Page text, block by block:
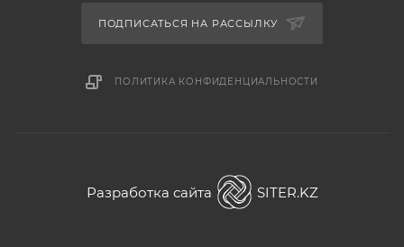
ПОДПИСАТЬСЯ НА РАССЫЛКУ
ПОЛИТИКА КОНФИДЕНЦИАЛЬНОСТИ
Разработка сайта SITER.KZ